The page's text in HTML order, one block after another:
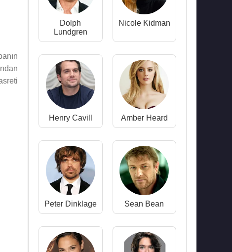
Dolph
Lundgren
Nicole Kidman
Henry Cavill Amber Heard
Peter Dinklage Sean Bean